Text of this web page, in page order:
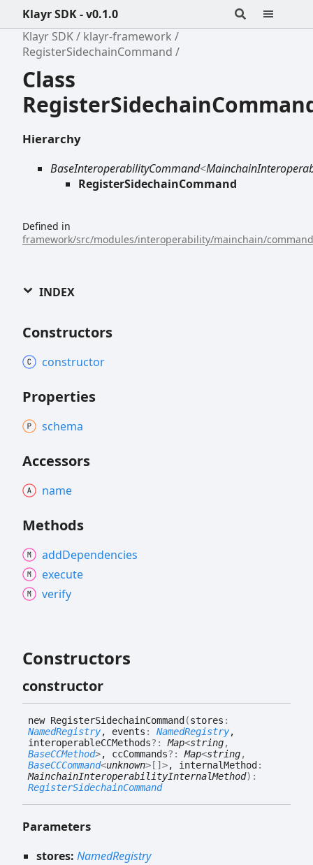
Klayr SDK - v0.1.0
Klayr SDK
klayr-framework
RegisterSidechainCommand
Class
Hierarchy
BaseInteroperabilityCommand<
RegisterSidechainCommand
Defined in
framework/src/modules/interoperability/mainchain/
INDEX
Constructors
constructor
Properties
schema
Accessors
name
Methods
addDependencies
execute
verify
Constructors
constructor
new RegisterSidechainCommand(stores :
NamedRegistry, events : NamedRegistry,
interoperableCCMethods?:Map<string,
BaseCCMethod>, ccCommands?:Map<string,
BaseCCCommand<unknown>[]>, internalMethod:
MainchainInteroperabilityInternalMethod) :
RegisterSidechainCommand
Parameters
stores: NamedRegistry